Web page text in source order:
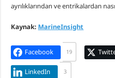
ayrılıklarından ve entrikalardan nasıl
Kaynak: MarineInsight
Facebook 19
LinkedIn 3